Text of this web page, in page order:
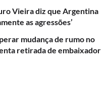
Vieira diz que Argentina
as agressões’
mudança de rumo no
retirada de embaixador